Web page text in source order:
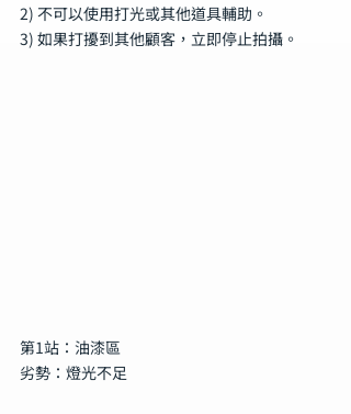
2) 不可以使用打光或其他道具輔助。
3) 如果打擾到其他顧客，立即停止拍攝。
第1站：油漆區
劣勢：燈光不足